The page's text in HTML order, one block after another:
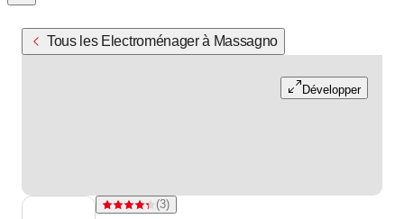
Tous les Electroménager à Massagno
Développer
Note 4,3 sur 5 étoiles pour 3 évaluations
(3)